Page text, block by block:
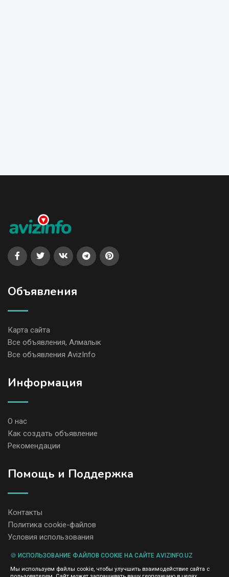
Объявления
Карта сайта
Все объявления, Алмалык
Все объявления AvizInfo
Информация
О нас
Как создать объявление
Рекомендации
Помощь и Поддержка
Контакты
Политика cookie-файлов
Условия использования
содержание размещенных объявлений.
🍪 ИСПОЛЬЗОВАНИЕ ФАЙЛОВ COOKIE НА САЙТЕ AVIZINFO.UZ
Мы используем файлы cookie, чтобы улучшить взаимодействие сайта с